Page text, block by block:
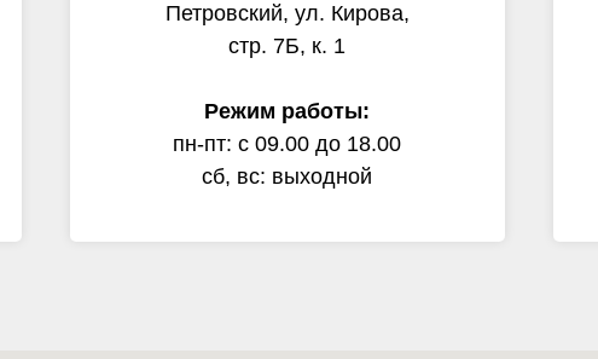
Петровский, ул. Кирова,
стр. 7Б, к. 1
Режим работы:
пн-пт: с 09.00 до 18.00
сб, вс: выходной